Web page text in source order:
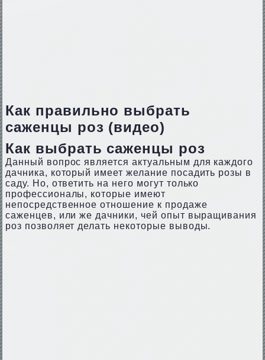
Как правильно выбрать
саженцы роз (видео)
Как выбрать саженцы роз
Данный вопрос является актуальным для каждого
дачника, который имеет желание посадить розы в
саду. Но, ответить на него могут только
профессионалы, которые имеют
непосредственное отношение к продаже
саженцев, или же дачники, чей опыт выращивания
роз позволяет делать некоторые выводы.